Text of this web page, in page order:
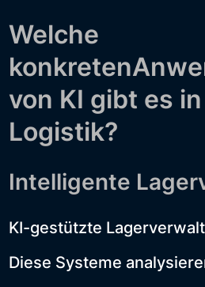
Welche
von KI gibt es
Logistik?
Intelligente
KI-gestützte
Diese Systeme